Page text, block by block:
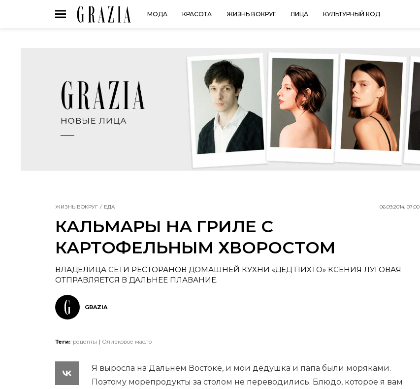
МОДА КРАСОТА ЖИЗНЬ ВОКРУГ ЛИЦА КУЛЬТУРНЫЙ КОД
ЖИЗНЬ ВОКРУГ ЕДА 06.09.2014, 07:00
КАЛЬМАРЫ НА ГРИЛЕ С
КАРТОФЕЛЬНЫМ ХВОРОСТОМ
ВЛАДЕЛИЦА СЕТИ РЕСТОРАНОВ ДОМАШНЕЙ КУХНИ «ДЕД ПИХТО» КСЕНИЯ ЛУГОВАЯ
ОТПРАВЛЯЕТСЯ В ДАЛЬНЕЕ ПЛАВАНИЕ.
GRAZIA
Теги: рецепты Оливковое масло
Я выросла на Дальнем Востоке, и мои дедушка и папа были моряками.
Поэтому морепродукты за столом не переводились. Блюдо, которое я вам